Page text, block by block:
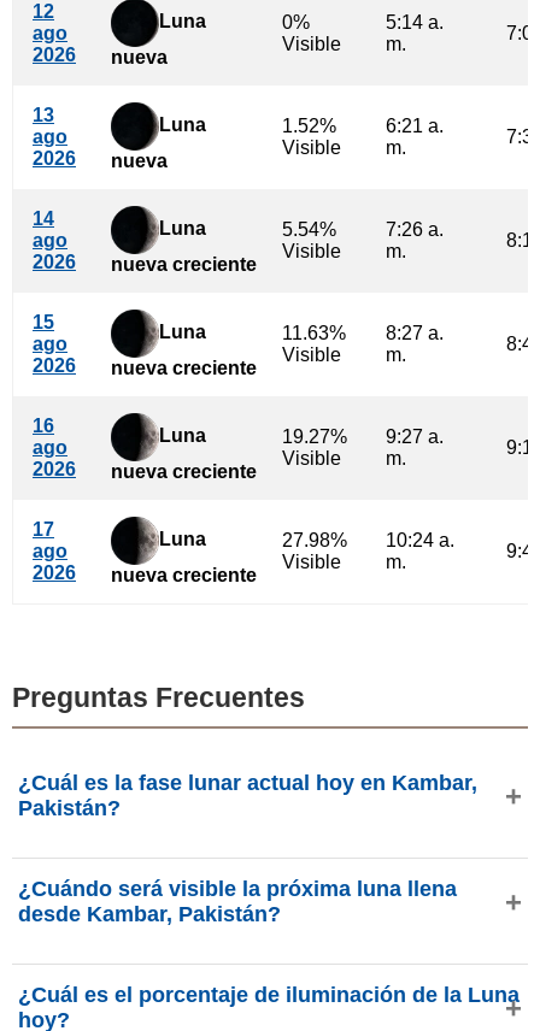
12
ago
2026
Luna
nueva
0%
Visible
5:14 a.
m.
13
ago
2026
Luna
nueva
1.52%
Visible
6:21 a.
m.
14
ago
2026
Luna
nueva creciente
5.54%
Visible
7:26 a.
m.
15
ago
2026
Luna
nueva creciente
11.63%
Visible
8:27 a.
m.
16
ago
2026
Luna
nueva creciente
19.27%
Visible
9:27 a.
m.
17
ago
2026
Luna
nueva creciente
27.98%
Visible
10:24 a.
m.
Preguntas Frecuentes
¿Cuál es la fase lunar actual hoy en Kambar,
Pakistán?
Luna está en la faseCuarto Menguante con 36.45% de
iluminación, tiene 23.44 días de edad y se encuentra en la
¿Cuándo será visible la próxima luna llena
desde Kambar, Pakistán?
2026, aproximadamente a las 6:30 p. m. (hora Asia/Karachi
¿Cuál es el porcentaje de iluminación de la Luna
hoy?